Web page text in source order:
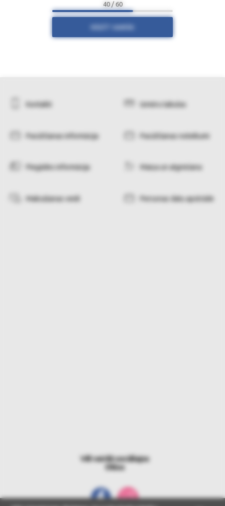
40 / 60
Kontakti Izmēru tabulas
Pasūtīšanas informācija Pasūtīšanas noteikumi
Piegādes informācija Maiņa un atgriešana
Maksāšanas veidi Personas datu apstrāde
Vēl vairāk sociālajos
tīklos